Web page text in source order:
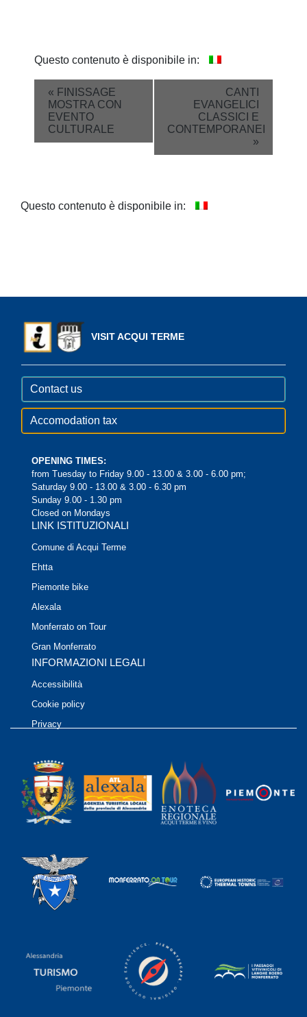
Questo contenuto è disponibile in:
Event
Navigation
« FINISSAGE
MOSTRA CON
EVENTO
CULTURALE
CANTI
EVANGELICI
CLASSICI E
CONTEMPORANEI
»
Questo contenuto è disponibile in:
VISIT ACQUI TERME
Contact us
Accomodation tax
OPENING TIMES:
from Tuesday to Friday 9.00 - 13.00 & 3.00 - 6.00 pm;
Saturday 9.00 - 13.00 & 3.00 - 6.30 pm
Sunday 9.00 - 1.30 pm
Closed on Mondays
LINK ISTITUZIONALI
Comune di Acqui Terme
Ehtta
Piemonte bike
Alexala
Monferrato on Tour
Gran Monferrato
INFORMAZIONI LEGALI
Accessibilità
Cookie policy
Privacy